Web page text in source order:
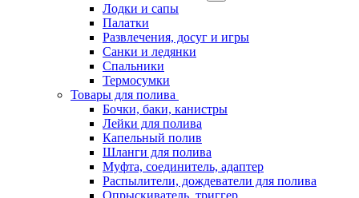
Лодки и сапы
Палатки
Развлечения, досуг и игры
Санки и ледянки
Спальники
Термосумки
Товары для полива
Бочки, баки, канистры
Лейки для полива
Капельный полив
Шланги для полива
Муфта, соединитель, адаптер
Распылители, дождеватели для полива
Опрыскиватель, триггер